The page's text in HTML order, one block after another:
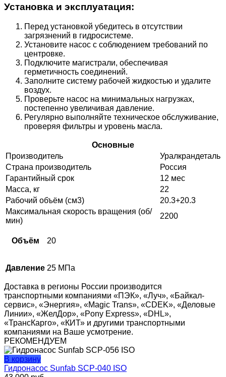
Установка и эксплуатация:
Перед установкой убедитесь в отсутствии
загрязнений в гидросистеме.
Установите насос с соблюдением требований по
центровке.
Подключите магистрали, обеспечивая
герметичность соединений.
Заполните систему рабочей жидкостью и удалите
воздух.
Проверьте насос на минимальных нагрузках,
постепенно увеличивая давление.
Регулярно выполняйте техническое обслуживание,
проверяя фильтры и уровень масла.
Основные
Производитель
Уралкрандеталь
Страна производитель
Россия
Гарантийный срок
12 мес
Масса, кг
22
Рабочий объём (см3)
20.3+20.3
Максимальная скорость вращения (об/
мин)
2200
Объём 20
Давление 25 МПа
Доставка в регионы России производится
транспортными компаниями «ПЭК», «Луч», «Байкал-
сервис», «Энергия», «Magic Trans», «CDEK», «Деловые
Линии», «ЖелДор», «Pony Express», «DHL»,
«ТрансКарго», «КИТ» и другими транспортными
компаниями на Ваше усмотрение.
РЕКОМЕНДУЕМ
В корзину
Гидронасос Sunfab SCP-040 ISO